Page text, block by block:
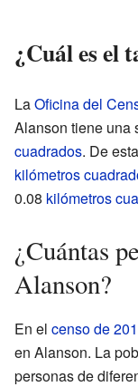
¿Cuál es el
LaOficina del
Alanson tiene una
cuadrados. De
kilómetros
0.08 kilómetros
¿Cuántas
Alanson?
En el censo de
en Alanson. La
personas de